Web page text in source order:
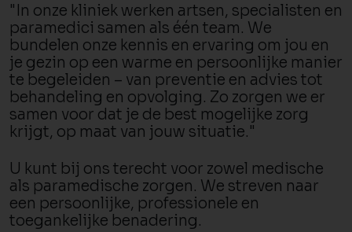
"In onze kliniek werken artsen, specialisten en
paramedici samen als één team. We
bundelen onze kennis en ervaring om jou en
je gezin op een warme en persoonlijke manier
te begeleiden – van preventie en advies tot
behandeling en opvolging. Zo zorgen we er
samen voor dat je de best mogelijke zorg
krijgt, op maat van jouw situatie."
U kunt bij ons terecht voor zowel medische
als paramedische zorgen. We streven naar
een persoonlijke, professionele en
toegankelijke benadering.